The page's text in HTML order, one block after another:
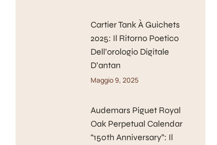
Cartier Tank À Guichets
2025: Il Ritorno Poetico
Dell’orologio Digitale
D’antan
Maggio 9, 2025
Audemars Piguet Royal
Oak Perpetual Calendar
“150th Anniversary”: Il